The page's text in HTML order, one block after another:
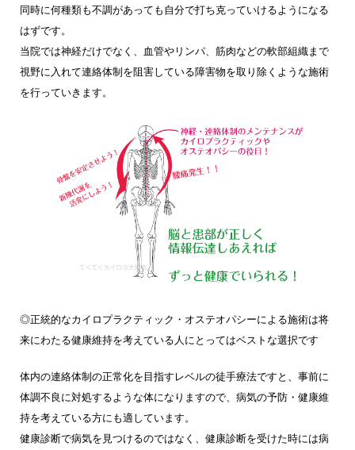
同時に何種類も不調があっても自分で打ち克っていけるようになる
はずです。
当院では神経だけでなく、血管やリンパ、筋肉などの軟部組織まで
視野に入れて連絡体制を阻害している障害物を取り除くような施術
を行っていきます。
◎正統的なカイロプラクティック・オステオパシーによる施術は将
来にわたる健康維持を考えている人にとってはベストな選択です
体内の連絡体制の正常化を目指すレベルの徒手療法ですと、事前に
体調不良に対処するような体になりますので、病気の予防・健康維
持を考えている方にも適しています。
健康診断で病気を見つけるのではなく、健康診断を受けた時には病